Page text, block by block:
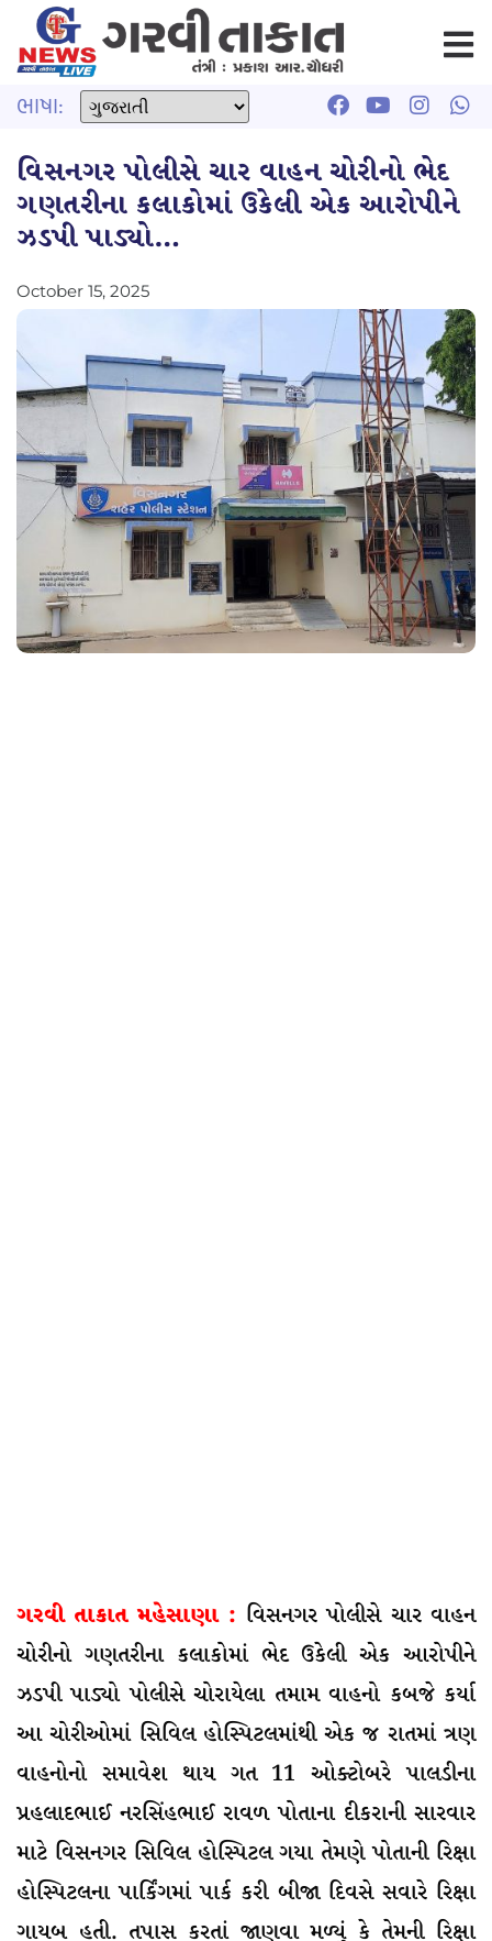
ભાષા:
વિસનગર પોલીસે ચાર વાહન ચોરીનો ભેદ
ગણતરીના કલાકોમાં ઉકેલી એક આરોપીને
ઝડપી પાડ્યો…
October 15, 2025
ગરવી તાકાત મહેસાણા : વિસનગર પોલીસે ચાર વાહન
ચોરીનો ગણતરીના કલાકોમાં ભેદ ઉકેલી એક આરોપીને
ઝડપી પાડ્યો પોલીસે ચોરાયેલા તમામ વાહનો કબજે કર્યા
આ ચોરીઓમાં સિવિલ હોસ્પિટલમાંથી એક જ રાતમાં ત્રણ
વાહનોનો સમાવેશ થાય ગત 11 ઓક્ટોબરે પાલડીના
પ્રહલાદભાઈ નરસિંહભાઈ રાવળ પોતાના દીકરાની સારવાર
માટે વિસનગર સિવિલ હોસ્પિટલ ગયા તેમણે પોતાની રિક્ષા
હોસ્પિટલના પાર્કિંગમાં પાર્ક કરી બીજા દિવસે સવારે રિક્ષા
ગાયબ હતી. તપાસ કરતાં જાણવા મળ્યું કે તેમની રિક્ષા